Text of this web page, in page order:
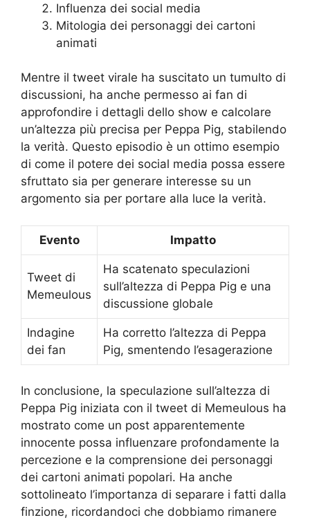
Influenza dei social media
Mitologia dei personaggi dei cartoni
animati
Mentre il tweet virale ha suscitato un tumulto di
discussioni, ha anche permesso ai fan di
approfondire i dettagli dello show e calcolare
un’altezza più precisa per Peppa Pig, stabilendo
la verità. Questo episodio è un ottimo esempio
di come il potere dei social media possa essere
sfruttato sia per generare interesse su un
argomento sia per portare alla luce la verità.
Evento Impatto
Tweet di
Memeulous
Ha scatenato speculazioni
sull’altezza di Peppa Pig e una
discussione globale
Indagine
dei fan
Ha corretto l’altezza di Peppa
Pig, smentendo l’esagerazione
In conclusione, la speculazione sull’altezza di
Peppa Pig iniziata con il tweet di Memeulous ha
mostrato come un post apparentemente
innocente possa influenzare profondamente la
percezione e la comprensione dei personaggi
dei cartoni animati popolari. Ha anche
sottolineato l’importanza di separare i fatti dalla
finzione, ricordandoci che dobbiamo rimanere